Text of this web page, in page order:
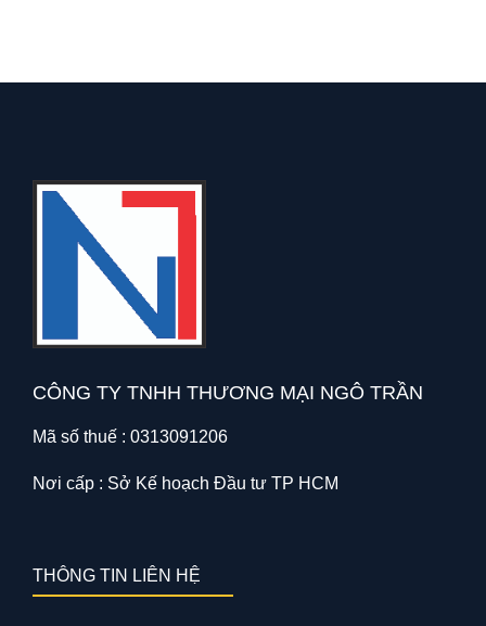
CÔNG TY TNHH THƯƠNG MẠI NGÔ TRẦN
Mã số thuế : 0313091206
Nơi cấp : Sở Kế hoạch Đầu tư TP HCM
THÔNG TIN LIÊN HỆ